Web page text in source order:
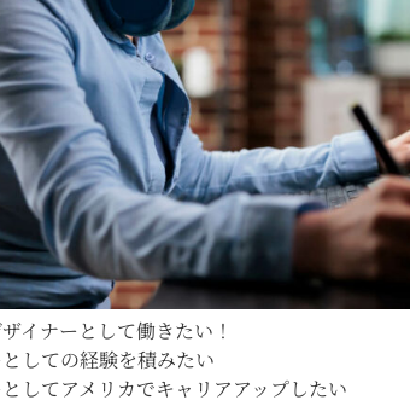
イナーとして働きたい！
としての経験を積みたい
としてアメリカでキャリアアップしたい